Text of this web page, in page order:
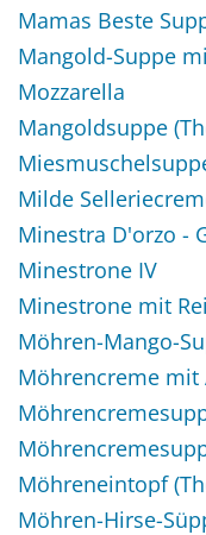
Mamas Beste
Mangold-Suppe
Mozzarella
Mangoldsuppe
Milde
Minestra D'orzo -
Minestrone IV
Minestrone mit
Möhren-Mango-
Möhrencreme mit
Möhreneintopf
Möhren-Hirse-